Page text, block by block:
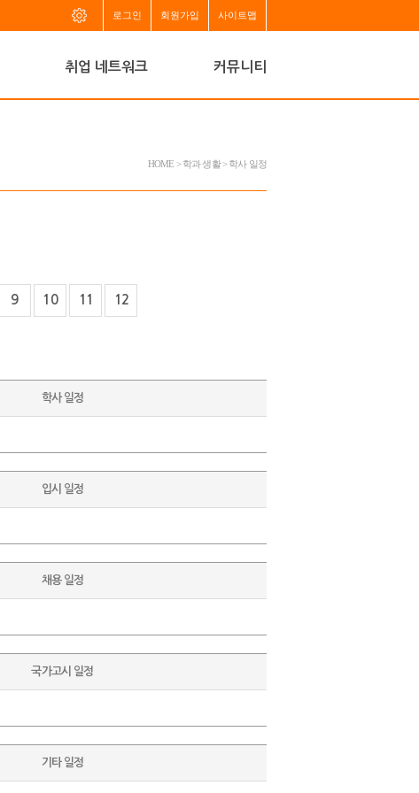
로그인 회원가입 사이트맵
취업 네트워크 커뮤니티
HOME > 학과 생활 > 학사 일정
9 10 11 12
학사 일정
입시 일정
채용 일정
국가고시 일정
기타 일정